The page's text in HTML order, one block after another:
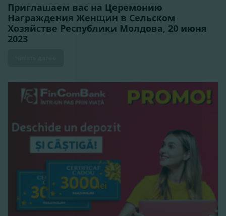
Приглашаем вас на Церемонию
Награждения Женщин в Сельском
Хозяйстве Республики Молдова, 20 июня
2023